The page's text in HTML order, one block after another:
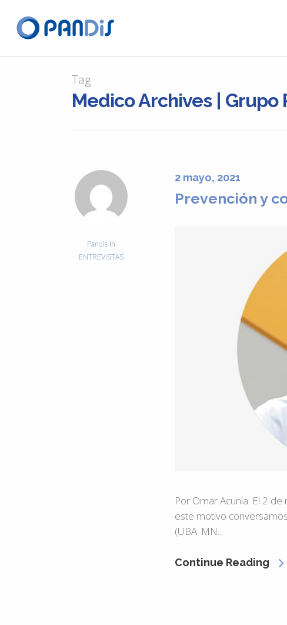
Tag
Medico Archives | Grupo
2 mayo, 2021
Pandis In
ENTREVISTAS
Prevención y
Por Omar Acunia. El 2
este motivo
(UBA. MN...
Continue Reading